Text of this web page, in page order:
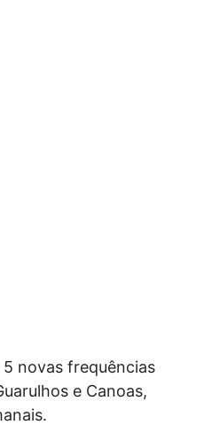
5 novas frequências
e Canoas,